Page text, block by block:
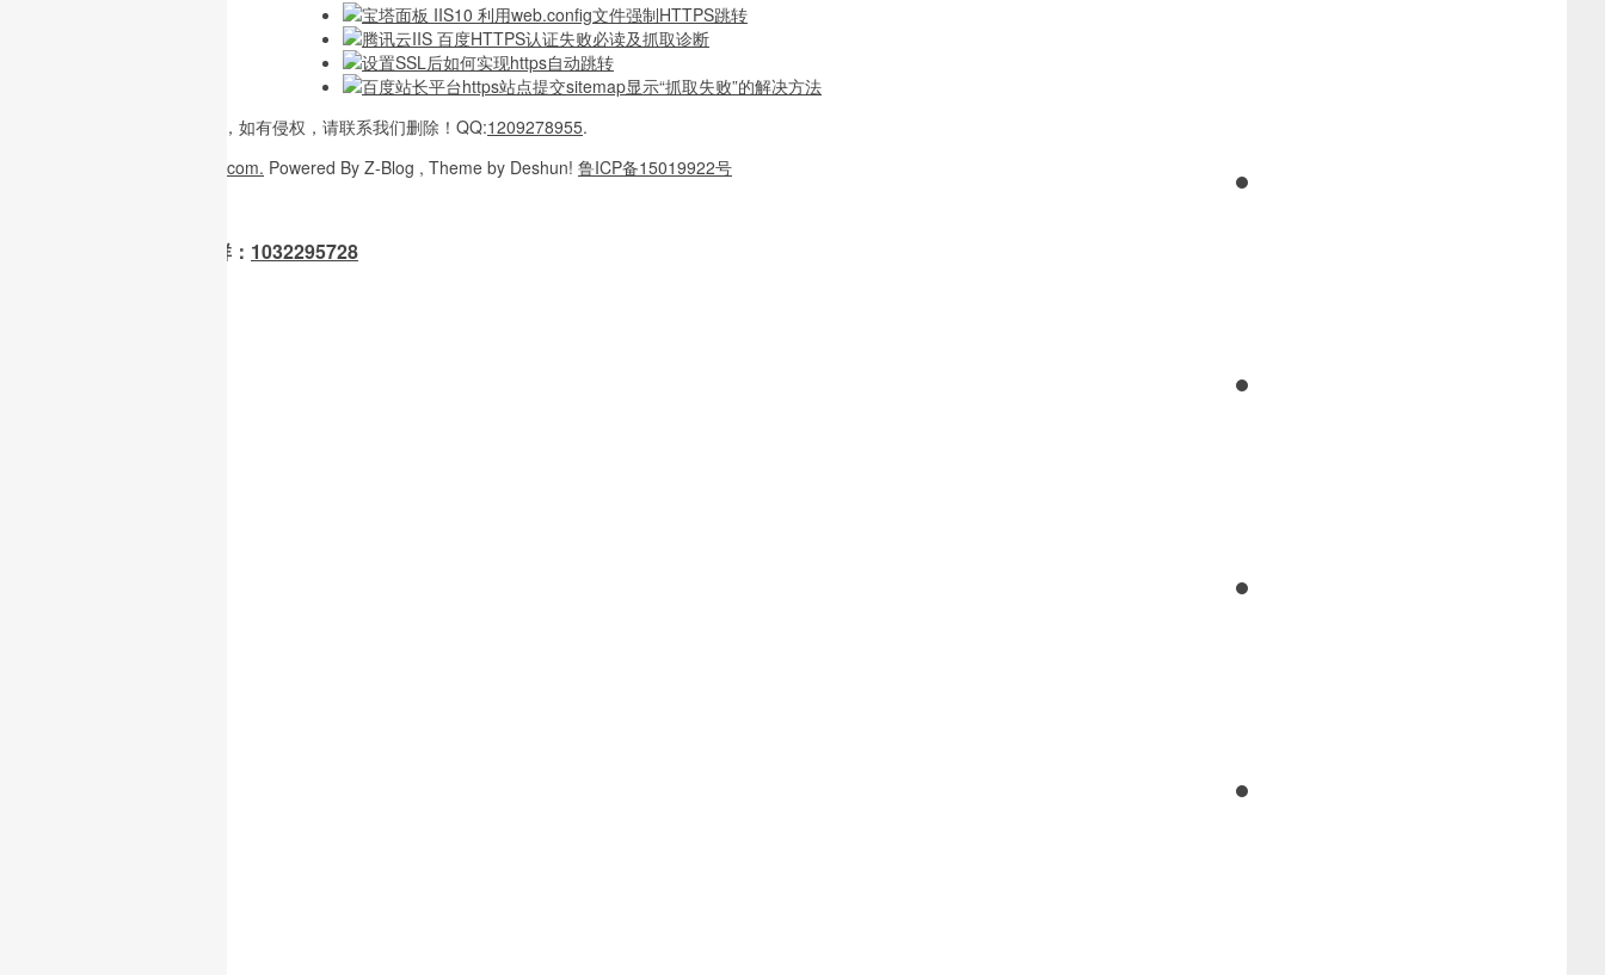
宝塔面板 IIS10 利用web.config文件强制HTTPS跳转
腾讯云IIS 百度HTTPS认证失败必读及抓取诊断
设置SSL后如何实现https自动跳转
百度站长平台https站点提交sitemap显示“抓取失败”的解决方法
多整理于互联网， 如有侵权，请联系我们删除！ QQ:1209278955.
W3H5.com. Powered By Z-Blog , Theme by Deshun! 鲁ICP备15019922号
OpenClaw 龙虾交流群： 1032295728